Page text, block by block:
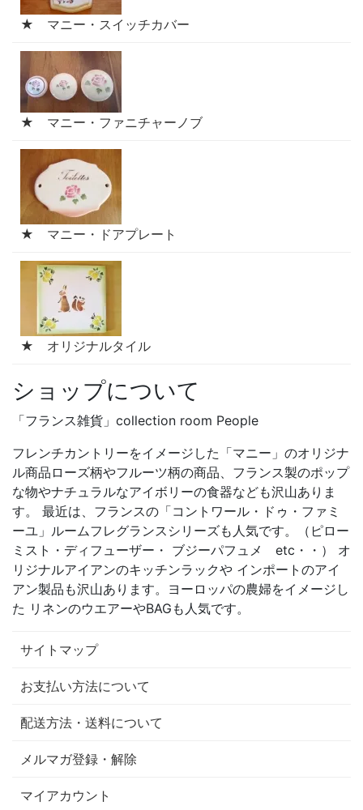
★ マニー・スイッチカバー
★ マニー・ファニチャーノブ
★ マニー・ドアプレート
★ オリジナルタイル
ショップについて
「フランス雑貨」collection room People
フレンチカントリーをイメージした「マニー」のオリジナ
ル商品ローズ柄やフルーツ柄の商品、フランス製のポップ
な物やナチュラルなアイボリーの食器なども沢山ありま
す。 最近は、フランスの「コントワール・ドゥ・ファミ
ーユ」ルームフレグランスシリーズも人気です。（ピロー
ミスト・ディフューザー・ ブジーパフュメ etc・・） オ
リジナルアイアンのキッチンラックや インポートのアイ
アン製品も沢山あります。ヨーロッパの農婦をイメージし
た リネンのウエアーやBAGも人気です。
サイトマップ
お支払い方法について
配送方法・送料について
メルマガ登録・解除
マイアカウント